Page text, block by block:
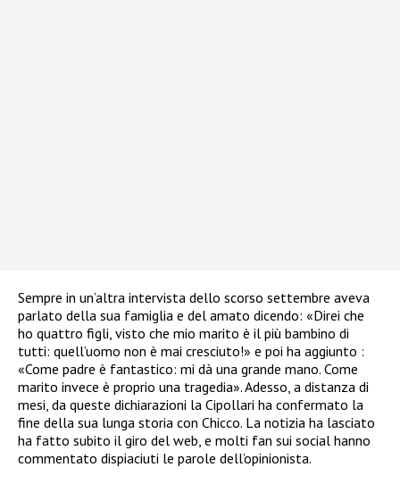
Sempre in un’altra intervista dello scorso settembre aveva
parlato della sua famiglia e del amato dicendo: «Direi che
ho quattro figli, visto che mio marito è il più bambino di
tutti: quell’uomo non è mai cresciuto!» e poi ha aggiunto :
«Come padre è fantastico: mi dà una grande mano. Come
marito invece è proprio una tragedia».Adesso, a distanza di
mesi, da queste dichiarazioni la Cipollari ha confermato la
fine della sua lunga storia con Chicco. La notizia ha lasciato
ha fatto subito il giro del web, e molti fan sui social hanno
commentato dispiaciuti le parole dell’opinionista.